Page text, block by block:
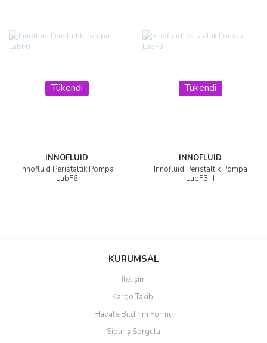
Tükendi
INNOFLUID
Innofluid Peristaltik Pompa
LabF6
Tükendi
INNOFLUID
Innofluid Peristaltik Pompa
LabF3-II
KURUMSAL
İletişim
Kargo Takibi
Havale Bildirim Formu
Sipariş Sorgula